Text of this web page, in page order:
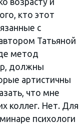
кто этот
с
Татьяной
метод
должны
артистичны
что мне
коллег. Нет. Для
психологи